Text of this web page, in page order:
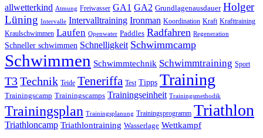
allwetterkind Atmung Freiwasser GA1 GA2 Grundlagenausdauer Holger
Lüning Intervalle Intervalltraining Ironman Koordination Kraft Krafttraining
Kraulschwimmen Laufen Openwater Paddles Radfahren Regeneration
Schneller schwimmen Schnelligkeit Schwimmcamp
Schwimmen Schwimmtechnik Schwimmtraining Sport
T3Technik Teide Teneriffa Test Tipps Training
Trainingscamp Trainingscamps Trainingseinheit Trainingsmethodik
Trainingsplan Trainingsplanung Trainingsprogramm Triathlon
Triathloncamp Triathlontraining Wasserlage Wettkampf